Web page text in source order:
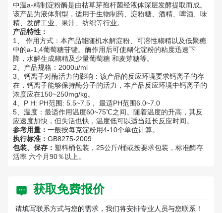
中温a-精制淀粉酶是由枯草芽孢杆菌经液体深层发酵提取而成。
该产品为液体剂型，适用于生物制药、淀粉糖、酒精、啤酒、味
精、发酵工业、果汁、纺织等行业。
产品特性：
1、 作用方式：本产品能随机水解淀粉、可溶性糊精以及低聚糖
中的a-1,4葡萄糖苷键。酶作用后可使糊化淀粉的粘度迅速下
降，水解生成糊精及少量葡萄糖 和麦芽糖等。
2、产品规格：2000u/ml
3、钙离子对酶活力的影响：该产品的反应环境要求钙离子的存
在，钙离子能够保持酶分子的活力，本产品反应环境中钙离子的
浓度应在150~250mg/kg。
4、P H: PH范围: 5.5~7.5， 最适PH范围6.0~7.0
5、温度：最适作用温度60~75℃之间。随着温度的升高，其反
应速度加快，但失活也快，温度低可以适当延长反应时间。
参考用量： 一般按每克淀粉用4-10个单位计算。
执行标准： GB8275-2009
包装、保存： 塑料桶包装，25公斤/桶或按要求包装，标准酶存
活率 六个月90％以上。
获取免费报价
请填写联系方式与您的需求，我们将安排专业人员与您联系！